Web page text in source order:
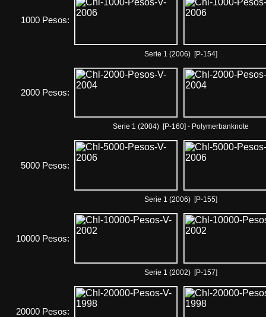
1000 Pesos:
Serie 1 (2006) [P-154]
2000 Pesos:
Serie 1 (2004) [P-160] - Polymerbanknote
5000 Pesos:
Serie 1 (2006) [P-155]
10000 Pesos:
Serie 1 (2002) [P-157]
20000 Pesos: